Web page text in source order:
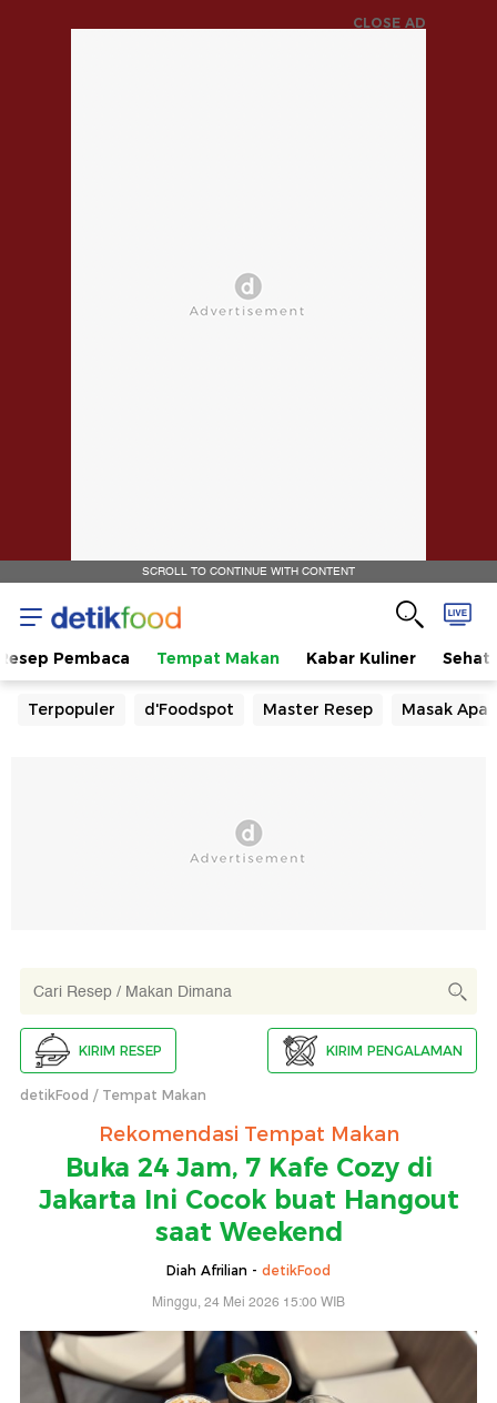
CLOSE AD
SCROLL TO CONTINUE WITH CONTENT
Pembaca Tempat Makan Kabar Kuliner Sehat
Terpopuler d'Foodspot Master Resep Masak Apa
KIRIM RESEP KIRIM PENGALAMAN
detikFood Tempat Makan
Rekomendasi Tempat Makan
Buka 24 Jam, 7 Kafe Cozy di
Jakarta Ini Cocok buat Hangout
saat Weekend
Diah Afrilian - detikFood
Minggu, 24 Mei 2026 15:00 WIB